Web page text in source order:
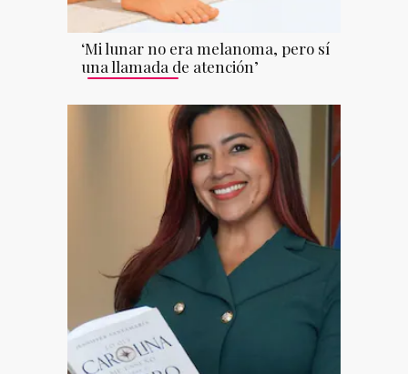
‘Mi lunar no era melanoma, pero sí
una llamada de atención’